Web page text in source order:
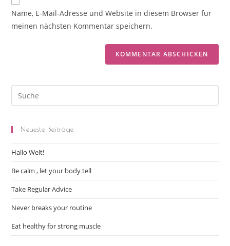
Name, E-Mail-Adresse und Website in diesem Browser für
meinen nächsten Kommentar speichern.
Neueste Beiträge
Hallo Welt!
Be calm , let your body tell
Take Regular Advice
Never breaks your routine
Eat healthy for strong muscle